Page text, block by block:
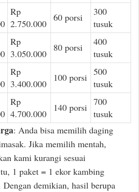
Rp
2.750.000
60 porsi
300
tusuk
Rp
3.050.000
80 porsi
400
tusuk
Rp
3.400.000
100 porsi 500
tusuk
Rp
4.700.000
140 porsi 700
tusuk
: Anda bisa memilih daging
Jika memilih mentah,
kami kurangi sesuai
1 paket = 1 ekor kambing
demikian, hasil berupa